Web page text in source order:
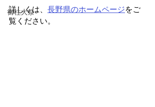
御柱大祭
詳しくは、 長野県のホームページをご
覧ください。